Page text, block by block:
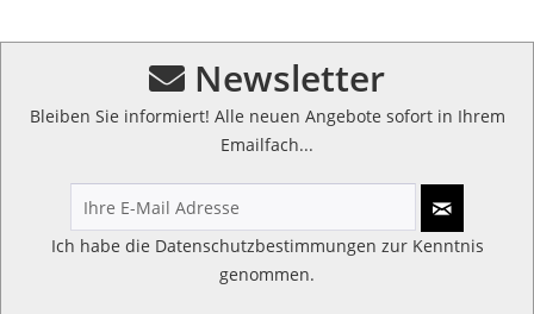
Newsletter
Bleiben Sie informiert! Alle neuen Angebote sofort in Ihrem
Emailfach...
Ich habe die Datenschutzbestimmungen zur Kenntnis
genommen.